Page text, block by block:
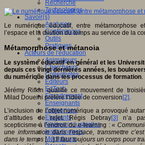
Recherche
Technologies
Savoir(s)
Analyses
Conférences
Outils
Pratiques
Acteurs de l'éducation
Animateurs
Chercheurs
Collectivités
Editeurs
EdTech
Encadrement
Enseignants
Entreprises
Etudiants
Filières industrielles
Institutionnels
Médiateurs
Le numérique éducatif, entre métamorphose
l’espace et la dilution du temps au service de la
Métamorphose et métanoia
Le système éducatif en général et les
depuis ces vingt dernières années, les
du numérique dans les processus de formation.
Jérémy Rifkin qualifie ce mouvement de
Milad Doueihi préfère l’idée de conversion [2].
L’inclusion de l’objet numérique a provoqué
d’attitudes de rejet. Régis Debray[3] n’a
scepticisme à l’endroit du e-learning : «
une information dans l’espace, transmettre
dans le temps[…]Il faut toujours un corps pour